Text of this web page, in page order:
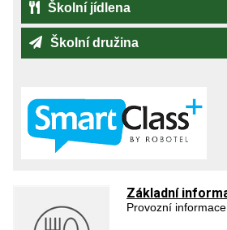
Školní jídlena
Školní družina
Základní
Provozní